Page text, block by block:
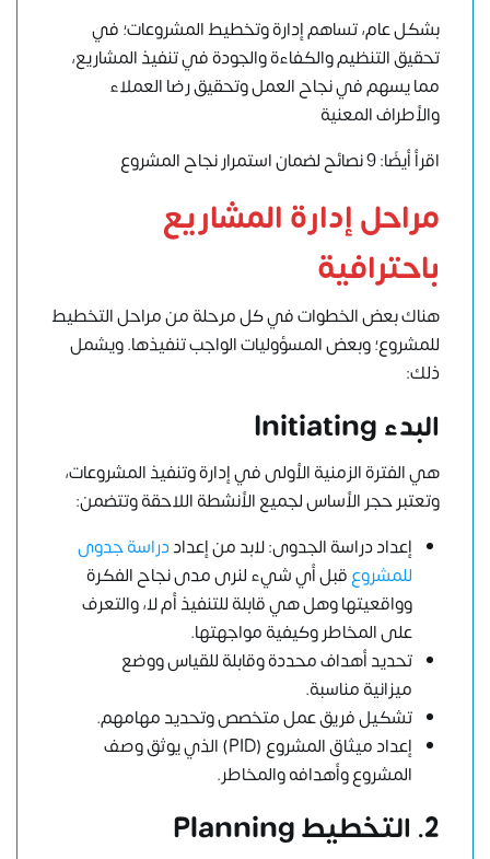
بشكل عام، تساهم إدارة وتخطيط المشروعات؛ في
تحقيق التنظيم والكفاءة والجودة في تنفيذ المشاريع،
مما يسهم في نجاح العمل وتحقيق رضا العملاء
والأطراف المعنية
اقرأ أيضًا: 9 نصائح لضمان استمرار نجاح المشروع
مراحل إدارة المشاريع
باحترافية
هناك بعض الخطوات في كل مرحلة من مراحل التخطيط
للمشروع؛ وبعض المسؤوليات الواجب تنفيذها. ويشمل
ذلك:
البدء Initiating
هي الفترة الزمنية الأولى في إدارة وتنفيذ المشروعات،
وتعتبر حجر الأساس لجميع الأنشطة اللاحقة وتتضمن:
إعداد دراسة الجدوى: لابد من إعداددراسة جدوى
للمشروعقبل أي شيء لنرى مدى نجاح الفكرة
وواقعيتها وهل هي قابلة للتنفيذ أم لا، والتعرف
على المخاطر وكيفية مواجهتها.
تحديد أهداف محددة وقابلة للقياس ووضع
ميزانية مناسبة.
تشكيل فريق عمل متخصص وتحديد مهامهم.
إعداد ميثاق المشروع (PID) الذي يوثق وصف
المشروع وأهدافه والمخاطر.
2. التخطيط Planning